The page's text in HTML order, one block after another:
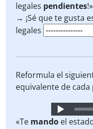
legales pendientes!»
→ ¡Sé que te gusta
legales
Reformula el
equivalente de
Audio
Player
«Te mando el